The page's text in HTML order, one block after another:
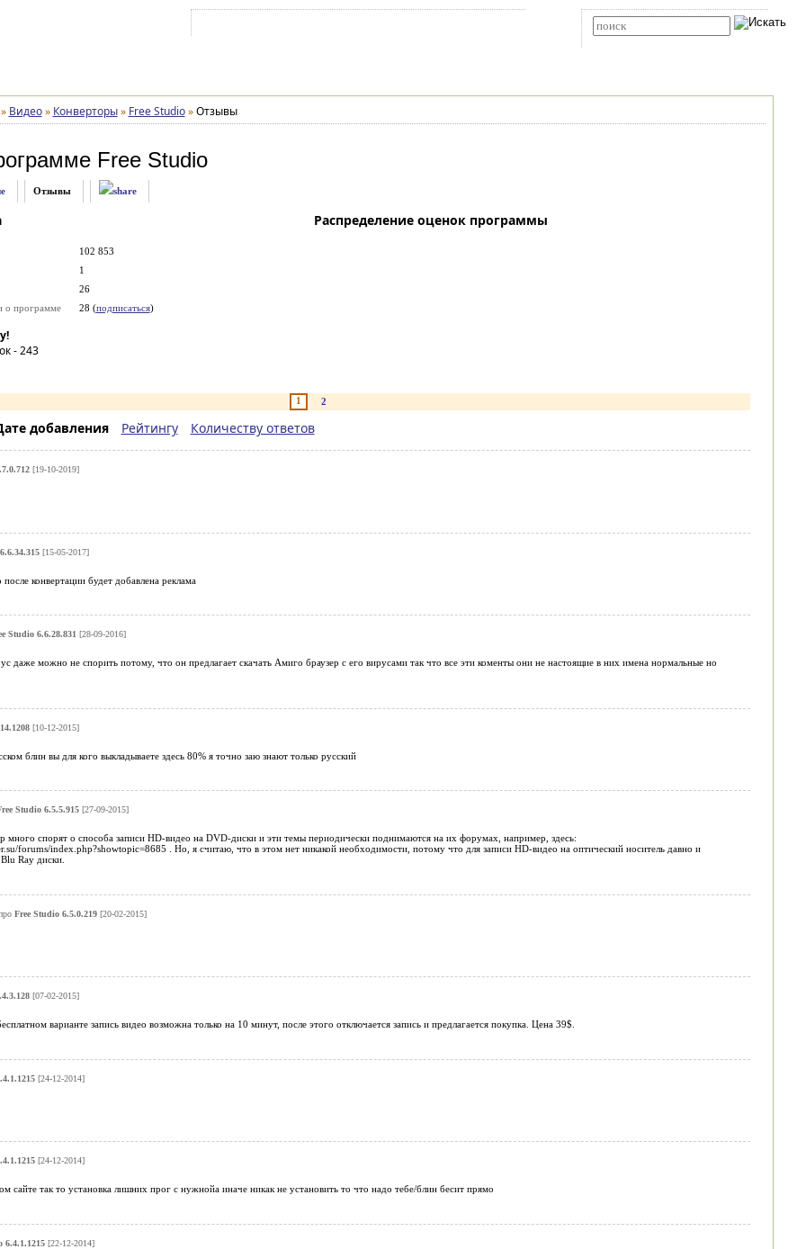
» Видео » Конверторы » Free Studio » Отзывы
Free Studio
Отзывы
102 853
1
26
о программе
28 (подписаться)
-243
Распределение оценок программы
1 2
добавления Рейтингу Количеству ответов
[19-10-2019]
[15-05-2017]
конвертации будет добавлена реклама
Studio 6.6.28.831 [28-09-2016]
даже можно не спорить потому, что он предлагает скачать Амиго браузер с его вирусами так что все эти коменты они не настоящие в них имена нормальные но
[10-12-2015]
блин вы для кого выкладываете здесь 80% я точно заю знают только русский
Studio 6.5.5.915[27-09-2015]
много спорят о способа записи HD-видео на DVD-диски и эти темы периодически поднимаются на их форумах, например, здесь:
forums/index.php?showtopic=8685 . Но, я считаю, что в этом нет никакой необходимости, потому что для записи HD-видео на оптический носитель давно и
Ray диски.
Free Studio 6.5.0.219[20-02-2015]
[07-02-2015]
варианте запись видео возможна только на 10 минут, после этого отключается запись и предлагается покупка. Цена 39$.
[24-12-2014]
[24-12-2014]
сайте так то установка лишних прог с нужнойа иначе никак не установить то что надо тебе/блин бесит прямо
6.4.1.1215[22-12-2014]